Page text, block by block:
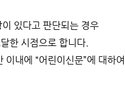
있다고 판단되는 경우
한 시점으로 합니다.
내에 “어린이신문”에 대하